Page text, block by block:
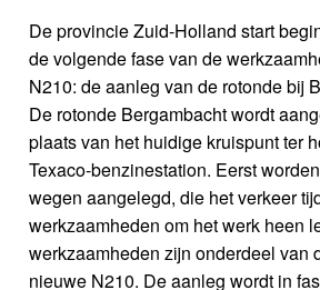
De provincie Zuid-Holland start
de volgende fase van de
N210: de aanleg van de rotonde bij
De rotonde Bergambacht wordt
plaats van het huidige kruispunt ter
Texaco-benzinestation. Eerst
wegen aangelegd, die het verkeer
werkzaamheden om het werk heen
werkzaamheden zijn onderdeel van
nieuwe N210. De aanleg wordt in